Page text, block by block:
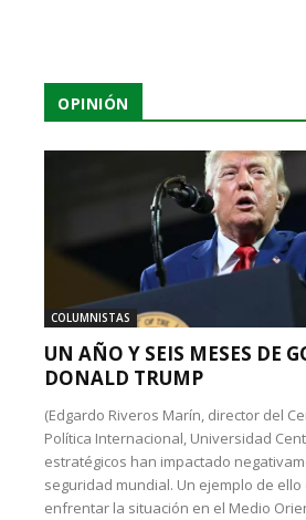
OPINIÓN
COLUMNISTAS
UN AÑO Y SEIS MESES DE
DONALD TRUMP
(Edgardo Riveros Marín, director del
Política Internacional, Universidad
estratégicos han impactado
seguridad mundial. Un ejemplo de
enfrentar la situación en el Medio